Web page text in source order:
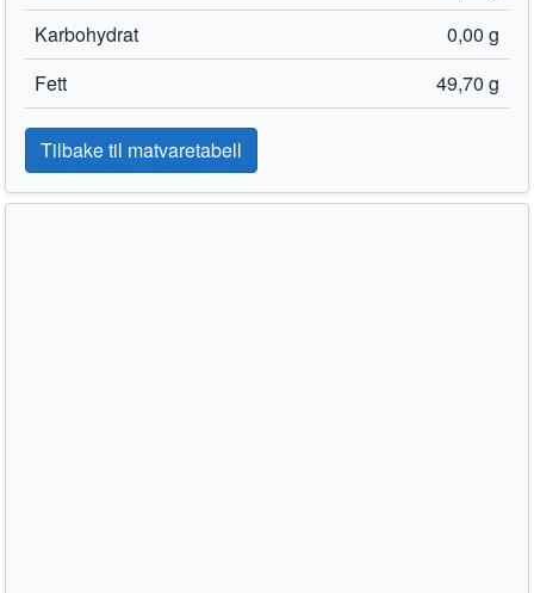
Karbohydrat
0,00 g
Fett
49,70 g
Tilbake til matvaretabell